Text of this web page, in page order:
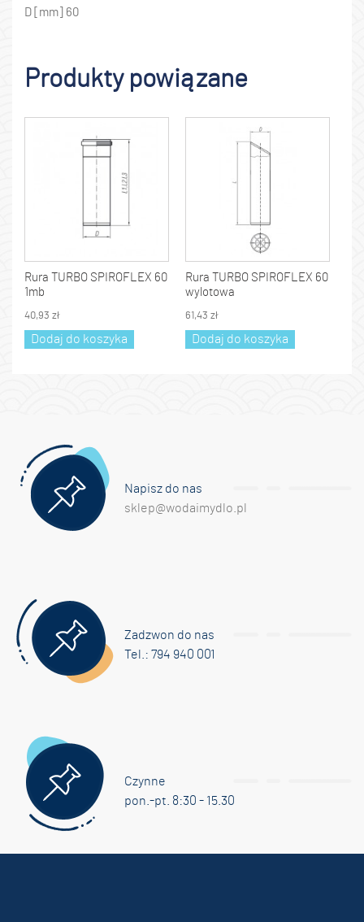
D [mm] 60
Produkty powiązane
Rura TURBO SPIROFLEX 60
1mb
40,93 zł
Dodaj do koszyka
Rura TURBO SPIROFLEX 60
wylotowa
61,43 zł
Dodaj do koszyka
Napisz do nas
sklep@wodaimydlo.pl
Zadzwon do nas
Tel.: 794 940 001
Czynne
pon.-pt. 8:30 - 15.30